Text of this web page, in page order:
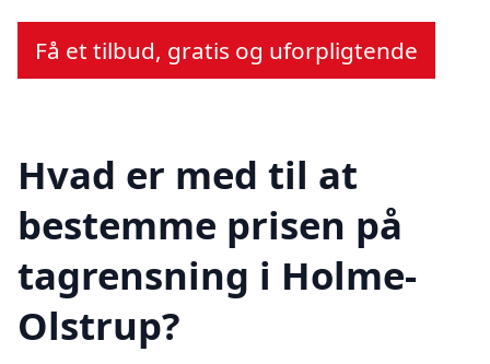
Få et tilbud, gratis og uforpligtende
Hvad er med til at
bestemme prisen på
tagrensning i Holme-
Olstrup?